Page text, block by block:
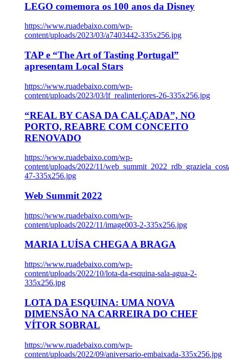
LEGO comemora os 100 anos da Disney
https://www.ruadebaixo.com/wp-
content/uploads/2023/03/a7403442-335x256.jpg
TAP e “The Art of Tasting Portugal”
apresentam Local Stars
https://www.ruadebaixo.com/wp-
content/uploads/2023/03/lf_realinteriores-26-335x256.jpg
“REAL BY CASA DA CALÇADA”, NO
PORTO, REABRE COM CONCEITO
RENOVADO
https://www.ruadebaixo.com/wp-
content/uploads/2022/11/
47-335x256.jpg
Web Summit 2022
https://www.ruadebaixo.com/wp-
content/uploads/2022/11/image003-2-335x256.jpg
MARIA LUÍSA CHEGA A BRAGA
https://www.ruadebaixo.com/wp-
content/uploads/2022/10/lota-da-esquina-sala-agua-2-
335x256.jpg
LOTA DA ESQUINA: UMA NOVA
DIMENSÃO NA CARREIRA DO CHEF
VÍTOR SOBRAL
https://www.ruadebaixo.com/wp-
content/uploads/2022/09/aniversario-embaixada-335x256.jpg